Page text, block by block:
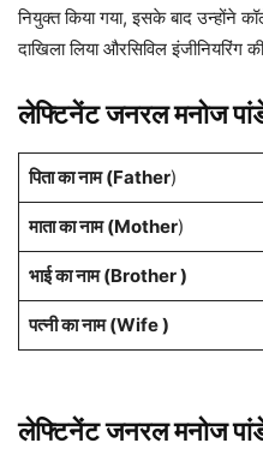
नियुक्त किया गया, इसके बाद उन्होंने
दाखिला लिया औरसिविल इंजीनियरिंग
लेफ्टिनेंट जनरल मनोज पांडे
पिता का नाम (Father)
माता का नाम (Mother)
भाई का नाम (Brother )
पत्नी का नाम (Wife )
लेफ्टिनेंट जनरल मनोज